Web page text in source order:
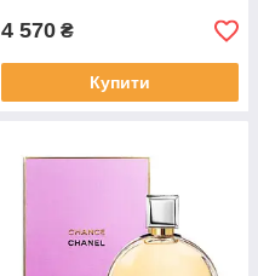
4 570 ₴
Купити